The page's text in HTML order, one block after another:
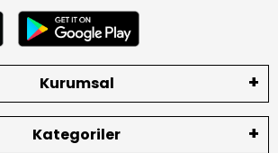
Kurumsal
Kategoriler